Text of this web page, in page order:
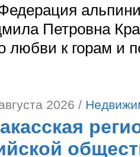
Петровна
любви к горам и
2026 /